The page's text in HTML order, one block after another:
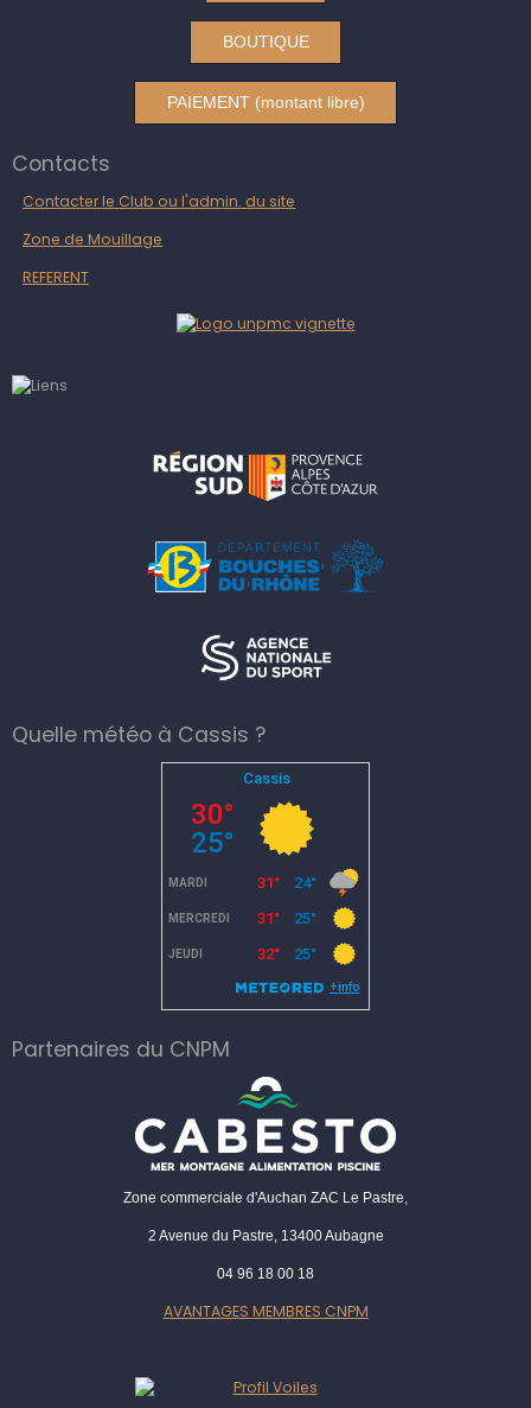
BOUTIQUE
PAIEMENT (montant libre)
Contacts
Contacter le Club ou l'admin. du site
Zone de Mouillage
REFERENT
Quelle météo à Cassis ?
Partenaires du CNPM
Zone commerciale d'Auchan ZAC Le Pastre,
2 Avenue du Pastre, 13400 Aubagne
04 96 18 00 18
AVANTAGES MEMBRES CNPM